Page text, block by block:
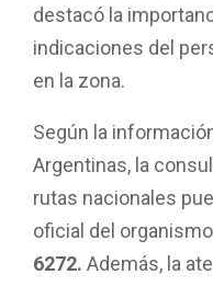
destacó la
indicaciones del
en la zona.
Según la
Argentinas, la
rutas nacionales
oficial del
6272. Además, la